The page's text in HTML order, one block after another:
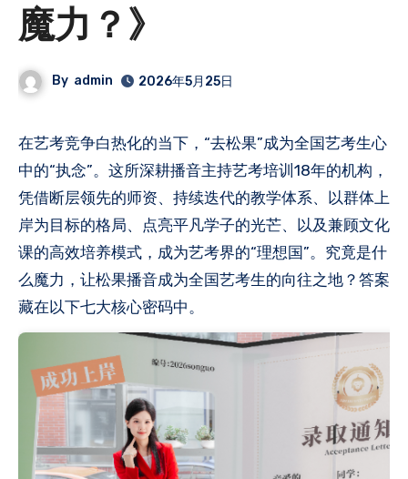
魔力？》
By admin 2026年5月25日
在艺考竞争白热化的当下，“去松果”成为全国艺考生心
中的“执念”。这所深耕播音主持艺考培训18年的机构，
凭借断层领先的师资、持续迭代的教学体系、以群体上
岸为目标的格局、点亮平凡学子的光芒、以及兼顾文化
课的高效培养模式，成为艺考界的“理想国”。究竟是什
么魔力，让松果播音成为全国艺考生的向往之地？答案
藏在以下七大核心密码中。